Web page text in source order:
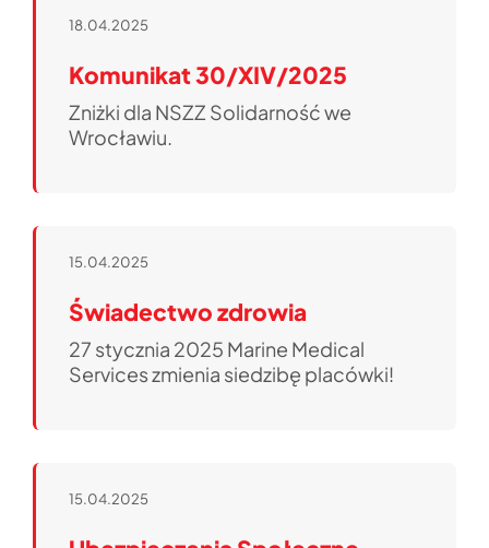
18.04.2025
Komunikat 30/XIV/2025
Zniżki dla NSZZ Solidarność we
Wrocławiu.
15.04.2025
Świadectwo zdrowia
27 stycznia 2025 Marine Medical
Services zmienia siedzibę placówki!
15.04.2025